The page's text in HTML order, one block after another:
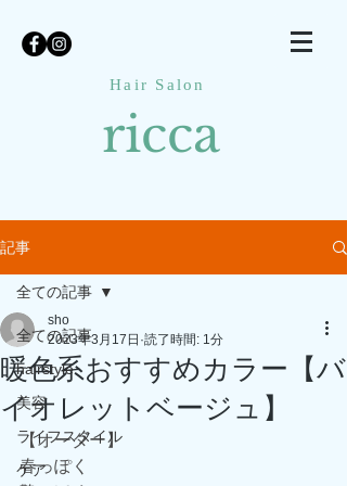
Hair Salon
ricca
記事
全ての記事
hairstyle
美容
ライフスタイル
ケア
全ての記事
暖色系おすすめカラー【バ
イオレットベージュ】
sho
2023年3月17日 読了時間: 1分
【オーダー】
春っぽく